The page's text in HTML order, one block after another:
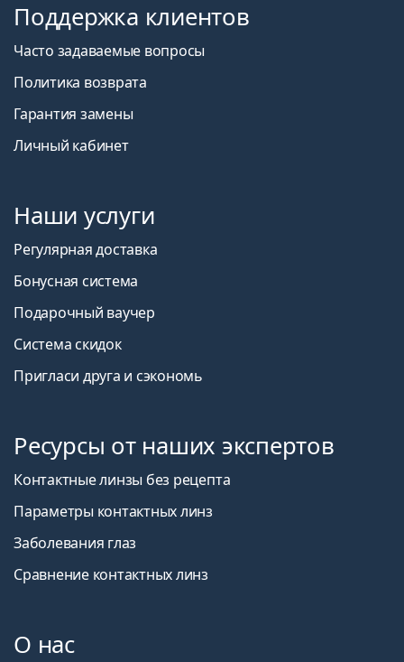
Это медицинское изделие. Перед использованием
Поддержка клиентов
Часто задаваемые вопросы
Политика возврата
Гарантия замены
Личный кабинет
Наши услуги
Регулярная доставка
Бонусная система
Подарочный ваучер
Система скидок
Пригласи друга и сэкономь
Ресурсы от наших экспертов
Контактные линзы без рецепта
Параметры контактных линз
Заболевания глаз
Сравнение контактных линз
О нас